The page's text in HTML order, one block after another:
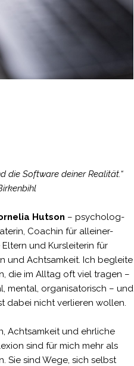
die Software deiner Realität.“
Hutson – psycholog-
Coachin für alleiner-
und Kursleiterin für
und Achtsamkeit. Ich begleite
die im Alltag oft viel tragen –
mental, organisatorisch – und
dabei nicht verlieren wollen.
Achtsamkeit und ehrliche
sind für mich mehr als
Sie sind Wege, sich selbst